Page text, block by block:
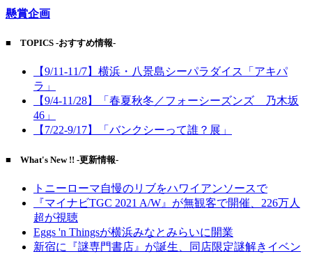
懸賞企画
■ TOPICS -おすすめ情報-
【9/11-11/7】横浜・八景島シーパラダイス「アキパ
ラ」
【9/4-11/28】「春夏秋冬／フォーシーズンズ 乃木坂
46」
【7/22-9/17】「バンクシーって誰？展」
■ What's New !! -更新情報-
トニーローマ自慢のリブをハワイアンソースで
『マイナビTGC 2021 A/W』が無観客で開催、226万人
超が視聴
Eggs 'n Thingsが横浜みなとみらいに開業
新宿に『謎専門書店』が誕生、同店限定謎解きイベン